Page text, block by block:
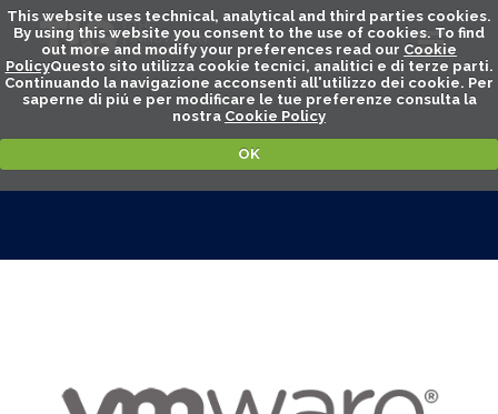
This website uses technical, analytical and third parties cookies.
By using this website you consent to the use of cookies. To find
out more and modify your preferences read our Cookie
PolicyQuesto sito utilizza cookie tecnici, analitici e di terze parti.
Continuando la navigazione acconsenti all'utilizzo dei cookie. Per
saperne di piú e per modificare le tue preferenze consulta la
nostra Cookie Policy
OK